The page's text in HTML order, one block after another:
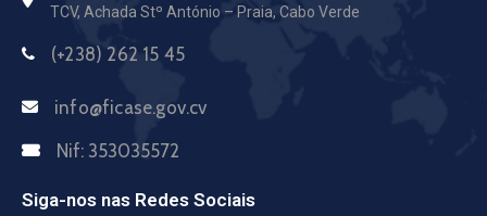
TCV, Achada Stº António – Praia, Cabo Verde
(+238) 262 15 45
info@ficase.gov.cv
Nif: 353035572
Siga-nos nas Redes Sociais